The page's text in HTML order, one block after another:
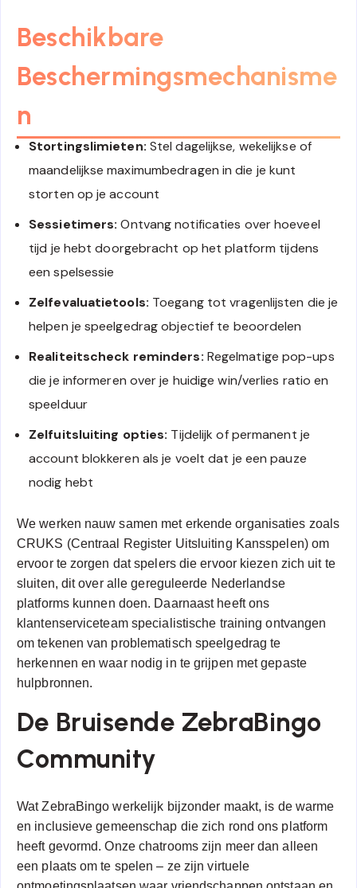
Beschikbare
Beschermingsmechanisme
n
Stortingslimieten: Stel dagelijkse, wekelijkse of
maandelijkse maximumbedragen in die je kunt
storten op je account
Sessietimers: Ontvang notificaties over hoeveel
tijd je hebt doorgebracht op het platform tijdens
een spelsessie
Zelfevaluatietools: Toegang tot vragenlijsten die je
helpen je speelgedrag objectief te beoordelen
Realiteitscheck reminders: Regelmatige pop-ups
die je informeren over je huidige win/verlies ratio en
speelduur
Zelfuitsluiting opties: Tijdelijk of permanent je
account blokkeren als je voelt dat je een pauze
nodig hebt
We werken nauw samen met erkende organisaties zoals
CRUKS (Centraal Register Uitsluiting Kansspelen) om
ervoor te zorgen dat spelers die ervoor kiezen zich uit te
sluiten, dit over alle gereguleerde Nederlandse
platforms kunnen doen. Daarnaast heeft ons
klantenserviceteam specialistische training ontvangen
om tekenen van problematisch speelgedrag te
herkennen en waar nodig in te grijpen met gepaste
hulpbronnen.
De Bruisende ZebraBingo
Community
Wat ZebraBingo werkelijk bijzonder maakt, is de warme
en inclusieve gemeenschap die zich rond ons platform
heeft gevormd. Onze chatrooms zijn meer dan alleen
een plaats om te spelen – ze zijn virtuele